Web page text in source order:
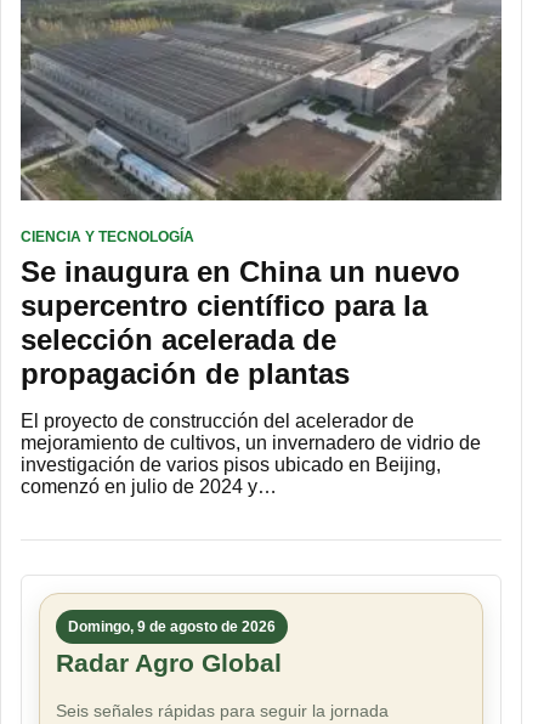
CIENCIA Y TECNOLOGÍA
Se inaugura en China un nuevo
supercentro científico para la
selección acelerada de
propagación de plantas
El proyecto de construcción del acelerador de
mejoramiento de cultivos, un invernadero de vidrio de
investigación de varios pisos ubicado en Beijing,
comenzó en julio de 2024 y…
Domingo, 9 de agosto de 2026
Radar Agro Global
Seis señales rápidas para seguir la jornada